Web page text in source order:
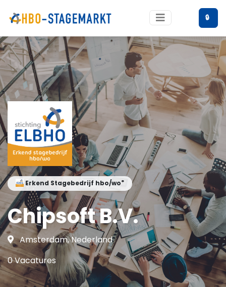
🔒
Erkend Stagebedrijf hbo/wo®
Chipsoft B.V.
Amsterdam, Nederland
0 Vacatures